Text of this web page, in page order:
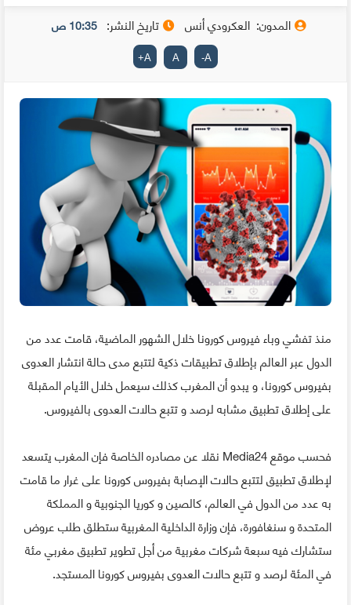
المدون: العكرودي أنس تاريخ النشر: 10:35 ص
A
-
A
A
+
منذ تفشي وباء فيروس كورونا خلال الشهور الماضية، قامت عدد من
الدول عبر العالم بإطلاق تطبيقات ذكية لتتبع مدى حالة انتشار العدوى
بفيروس كورونا، و يبدو أن المغرب كذلك سيعمل خلال الأيام المقبلة
على إطلاق تطبيق مشابه لرصد و تتبع حالات العدوى بالفيروس.
فحسب موقع Media24 نقلا عن مصادره الخاصة فإن المغرب يتسعد
لإطلاق تطبيق لتتبع حالات الإصابة بفيروس كورونا على غرار ما قامت
به عدد من الدول في العالم، كالصين و كوريا الجنوبية و المملكة
المتحدة و سنغافورة، فإن وزارة الداخلية المغربية ستطلق طلب عروض
ستشارك فيه سبعة شركات مغربية من أجل تطوير تطبيق مغربي مئة
في المئة لرصد و تتبع حالات العدوى بفيروس كورونا المستجد.